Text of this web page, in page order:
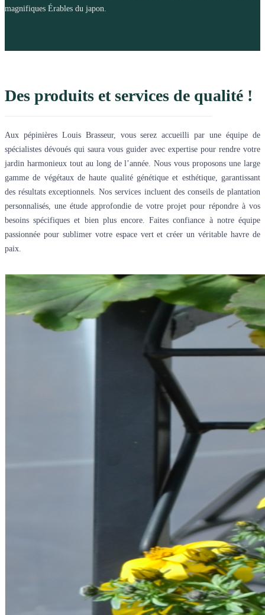
magnifiques Érables du japon.
Des produits et services de qualité !
Aux pépinières Louis Brasseur, vous serez accueilli par une équipe de
spécialistes dévoués qui saura vous guider avec expertise pour rendre votre
jardin harmonieux tout au long de l’année. Nous vous proposons une large
gamme de végétaux de haute qualité génétique et esthétique, garantissant
des résultats exceptionnels. Nos services incluent des conseils de plantation
personnalisés, une étude approfondie de votre projet pour répondre à vos
besoins spécifiques et bien plus encore. Faites confiance à notre équipe
passionnée pour sublimer votre espace vert et créer un véritable havre de
paix.